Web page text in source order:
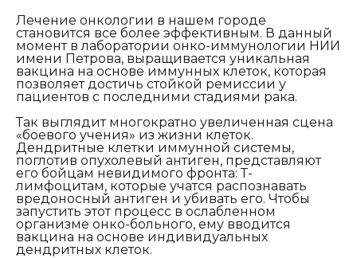
Лечение онкологии в нашем городе
становится все более эффективным. В данный
момент в лаборатории онко-иммунологии НИИ
имени Петрова, выращивается уникальная
вакцина на основе иммунных клеток, которая
позволяет достичь стойкой ремиссии у
пациентов с последними стадиями рака.
Так выглядит многократно увеличенная сцена
«боевого учения» из жизни клеток.
Дендритные клетки иммунной системы,
поглотив опухолевый антиген, представляют
его бойцам невидимого фронта: Т-
лимфоцитам, которые учатся распознавать
вредоносный антиген и убивать его. Чтобы
запустить этот процесс в ослабленном
организме онко-больного, ему вводится
вакцина на основе индивидуальных
дендритных клеток.